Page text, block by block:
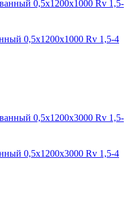
0,5х1200х1000 Rv 1,5-4
0,5х1200х3000 Rv 1,5-4